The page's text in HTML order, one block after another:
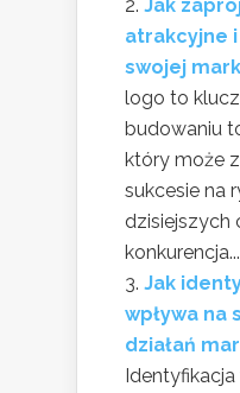
Jak
atrakcyjne
swojej
logo to
budowaniu
który może
sukcesie na
dzisiejszych
konkurencja...
Jak
wpływa na
działań